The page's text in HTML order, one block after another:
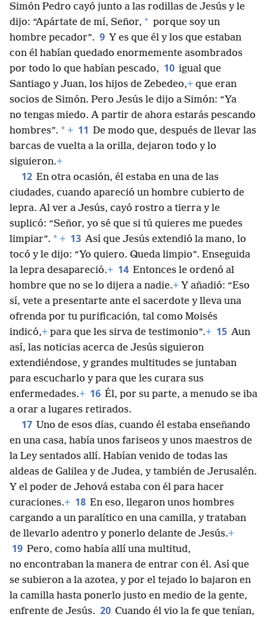
Simón Pedro cayó junto a las rodillas de Jesús y le
dijo: “Apártate de mí, Señor, * porque soy un
hombre pecador”. 9 Y es que él y los que estaban
con él habían quedado enormemente asombrados
por todo lo que habían pescado, 10 igual que
Santiago y Juan, los hijos de Zebedeo,+ que eran
socios de Simón. Pero Jesús le dijo a Simón: “Ya
no tengas miedo. A partir de ahora estarás pescando
hombres”. * + 11 De modo que, después de llevar las
barcas de vuelta a la orilla, dejaron todo y lo
siguieron.+
12 En otra ocasión, él estaba en una de las
ciudades, cuando apareció un hombre cubierto de
lepra. Al ver a Jesús, cayó rostro a tierra y le
suplicó: “Señor, yo sé que si tú quieres me puedes
limpiar”. * + 13 Así que Jesús extendió la mano, lo
tocó y le dijo: “Yo quiero. Queda limpio”. Enseguida
la lepra desapareció.+ 14 Entonces le ordenó al
hombre que no se lo dijera a nadie.+ Y añadió: “Eso
sí, vete a presentarte ante el sacerdote y lleva una
ofrenda por tu purificación, tal como Moisés
indicó,+ para que les sirva de testimonio”.+ 15 Aun
así, las noticias acerca de Jesús siguieron
extendiéndose, y grandes multitudes se juntaban
para escucharlo y para que les curara sus
enfermedades.+ 16 Él, por su parte, a menudo se iba
a orar a lugares retirados.
17 Uno de esos días, cuando él estaba enseñando
en una casa, había unos fariseos y unos maestros de
la Ley sentados allí. Habían venido de todas las
aldeas de Galilea y de Judea, y también de Jerusalén.
Y el poder de Jehová estaba con él para hacer
curaciones.+ 18 En eso, llegaron unos hombres
cargando a un paralítico en una camilla, y trataban
de llevarlo adentro y ponerlo delante de Jesús.+
19 Pero, como había allí una multitud,
no encontraban la manera de entrar con él. Así que
se subieron a la azotea, y por el tejado lo bajaron en
la camilla hasta ponerlo justo en medio de la gente,
enfrente de Jesús. 20 Cuando él vio la fe que tenían,